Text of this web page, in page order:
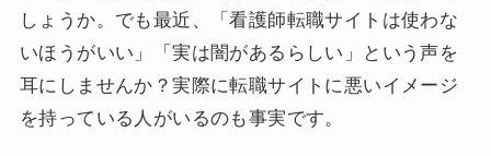
しょうか。でも最近、「看護師転職サイトは使わな
いほうがいい」「実は闇があるらしい」という声を
耳にしませんか？実際に転職サイトに悪いイメージ
を持っている人がいるのも事実です。